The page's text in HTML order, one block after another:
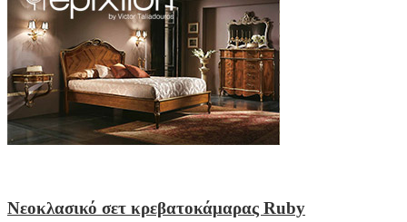
Νεοκλασικό σετ κρεβατοκάμαρας Ruby